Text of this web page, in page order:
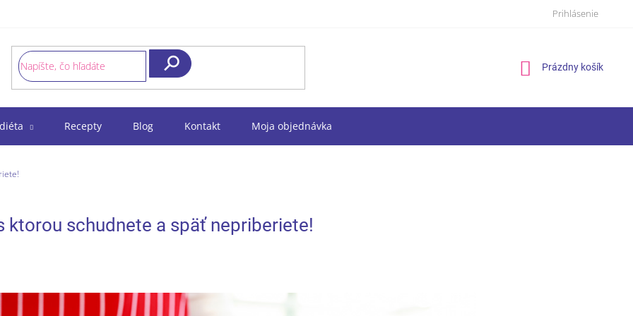
Prihlásenie
Hľadať
Nákupný
Prázdny košík
Recepty Blog Kontakt Moja objednávka
ktorou schudnete a späť nepriberiete!